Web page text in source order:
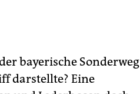
bayerische Sonderweg
darstellte? Eine